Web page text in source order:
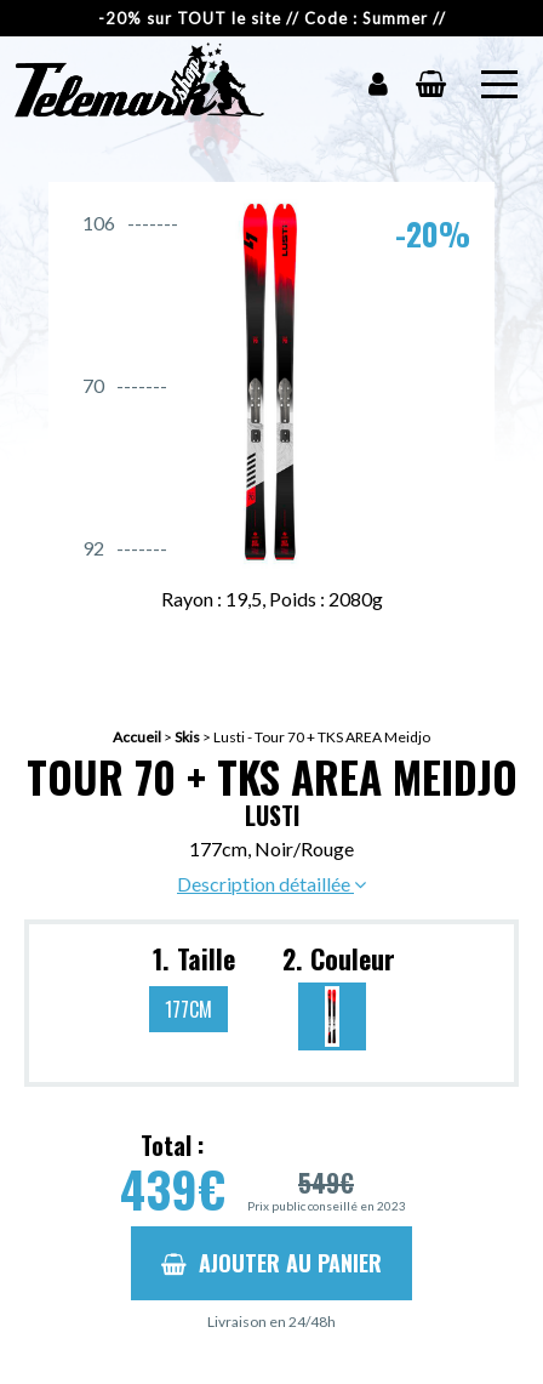
-20% sur TOUT le site // Code : Summer //
106
70
92
-20%
Rayon : 19,5, Poids : 2080g
Accueil > Skis > Lusti - Tour 70 + TKS AREA Meidjo
TOUR 70 + TKS AREA MEIDJO
LUSTI
177cm, Noir/Rouge
Description détaillée
1. Taille
177CM
2. Couleur
Total :
439€ 549€
Prix public conseillé en 2023
AJOUTER AU PANIER
Livraison en 24/48h